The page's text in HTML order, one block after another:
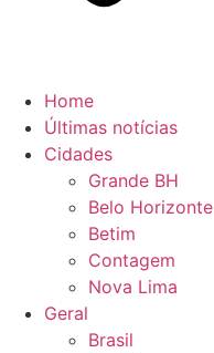
Home
Últimas notícias
Cidades
Grande BH
Belo Horizonte
Betim
Contagem
Nova Lima
Geral
Brasil